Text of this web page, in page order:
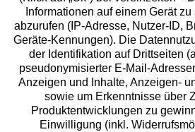
Geprüfte Sicherheit
Unsere Apps
Informationen auf einem Gerät
abzurufen (IP-Adresse, Nutzer-ID,
Geräte-Kennungen). Die
der Identifikation auf Drittseiten
pseudonymisierter E-Mail-
Anzeigen und Inhalte, Anzeigen-
sowie um Erkenntnisse über
Produktentwicklungen zu
Einwilligung (inkl.